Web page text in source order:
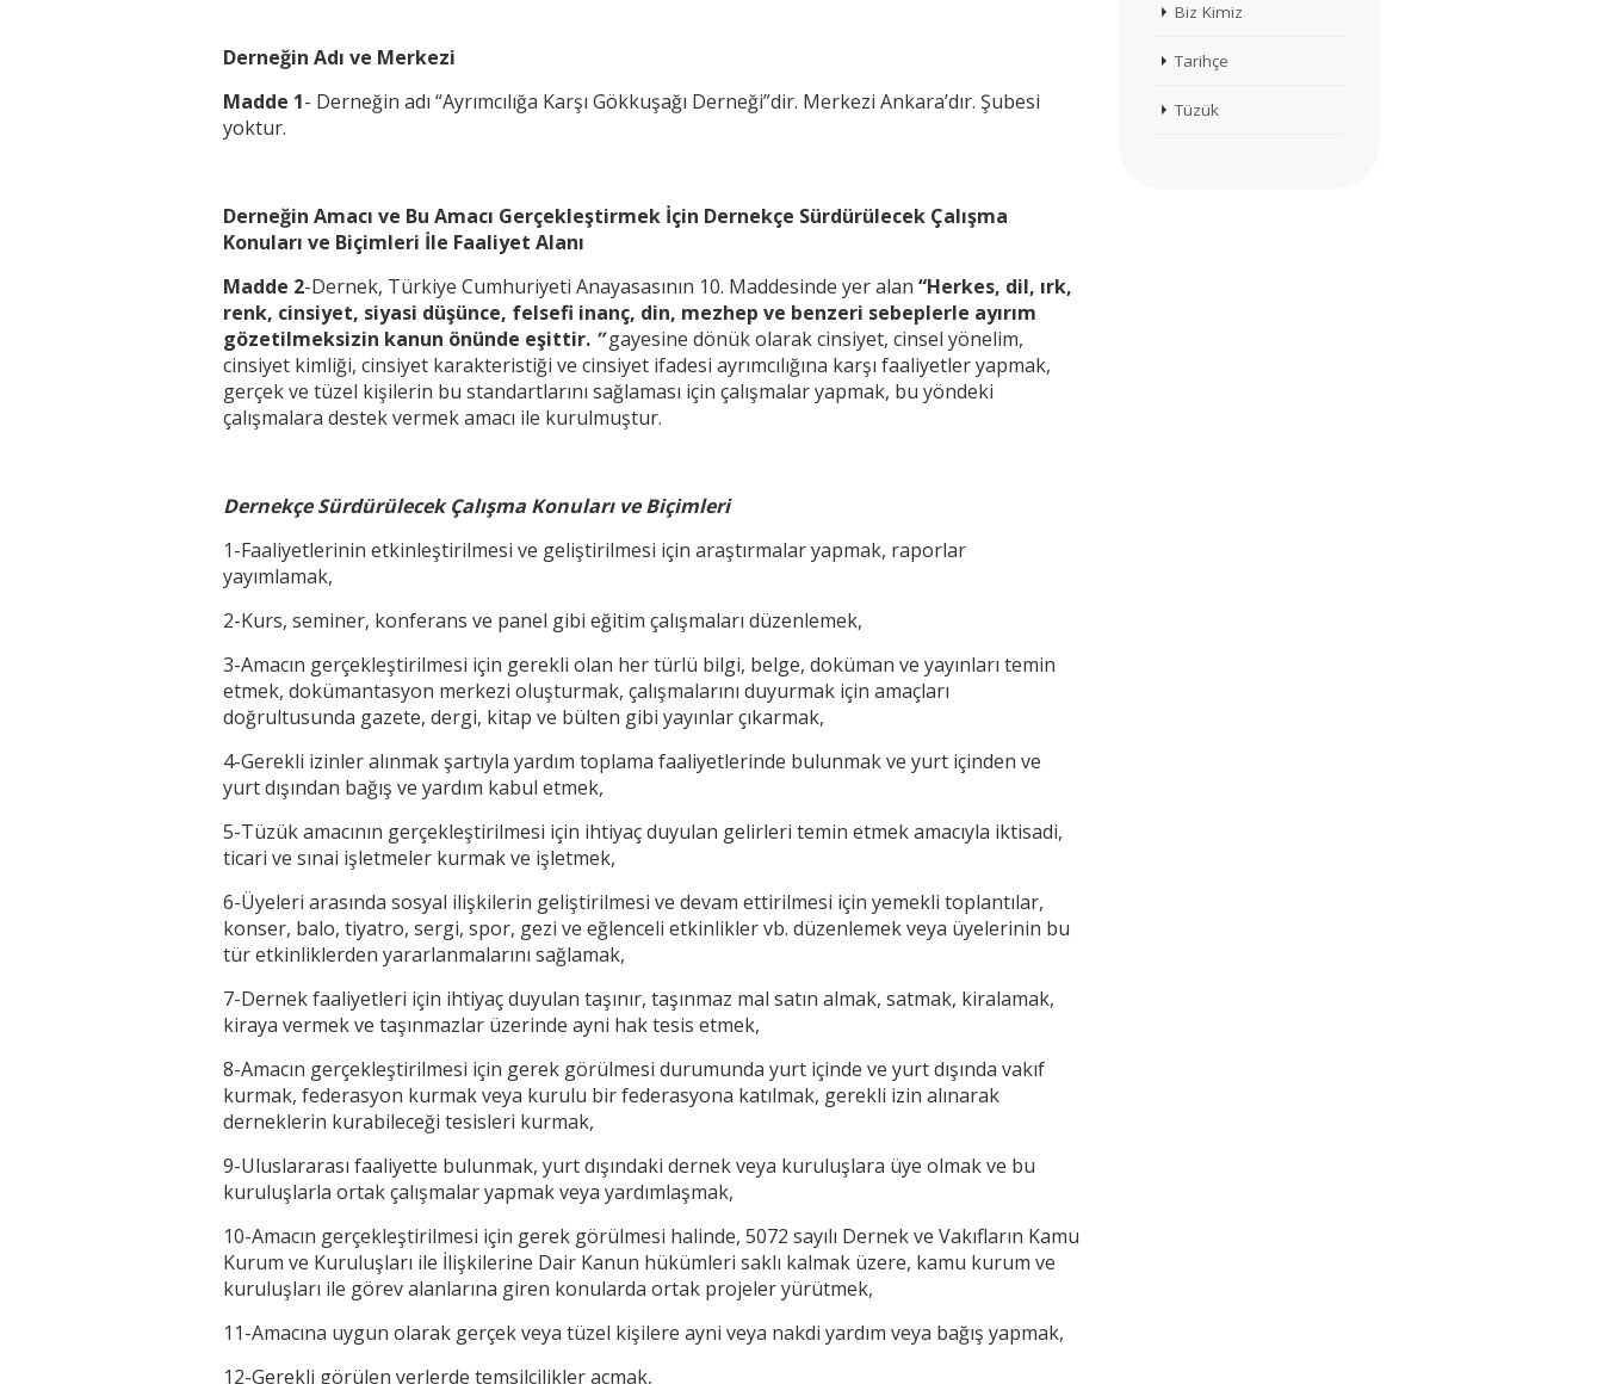
Derneğin Adı ve Merkezi
Madde 1- Derneğin adı “Ayrımcılığa Karşı Gökkuşağı Derneği”dir. Merkezi Ankara’dır. Şubesi
yoktur.
Derneğin Amacı ve Bu Amacı Gerçekleştirmek İçin Dernekçe Sürdürülecek Çalışma
Konuları ve Biçimleri İle Faaliyet Alanı
Madde 2-Dernek, Türkiye Cumhuriyeti Anayasasının 10. Maddesinde yer alan “Herkes, dil, ırk,
renk, cinsiyet, siyasi düşünce, felsefi inanç, din, mezhep ve benzeri sebeplerle ayırım
gözetilmeksizin kanun önünde eşittir. ”gayesine dönük olarak cinsiyet, cinsel yönelim,
cinsiyet kimliği, cinsiyet karakteristiği ve cinsiyet ifadesi ayrımcılığına karşı faaliyetler yapmak,
gerçek ve tüzel kişilerin bu standartlarını sağlaması için çalışmalar yapmak, bu yöndeki
çalışmalara destek vermek amacı ile kurulmuştur.
Dernekçe Sürdürülecek Çalışma Konuları ve Biçimleri
1-Faaliyetlerinin etkinleştirilmesi ve geliştirilmesi için araştırmalar yapmak, raporlar
yayımlamak,
2-Kurs, seminer, konferans ve panel gibi eğitim çalışmaları düzenlemek,
3-Amacın gerçekleştirilmesi için gerekli olan her türlü bilgi, belge, doküman ve yayınları temin
etmek, dokümantasyon merkezi oluşturmak, çalışmalarını duyurmak için amaçları
doğrultusunda gazete, dergi, kitap ve bülten gibi yayınlar çıkarmak,
4-Gerekli izinler alınmak şartıyla yardım toplama faaliyetlerinde bulunmak ve yurt içinden ve
yurt dışından bağış ve yardım kabul etmek,
5-Tüzük amacının gerçekleştirilmesi için ihtiyaç duyulan gelirleri temin etmek amacıyla iktisadi,
ticari ve sınai işletmeler kurmak ve işletmek,
6-Üyeleri arasında sosyal ilişkilerin geliştirilmesi ve devam ettirilmesi için yemekli toplantılar,
konser, balo, tiyatro, sergi, spor, gezi ve eğlenceli etkinlikler vb. düzenlemek veya üyelerinin bu
tür etkinliklerden yararlanmalarını sağlamak,
7-Dernek faaliyetleri için ihtiyaç duyulan taşınır, taşınmaz mal satın almak, satmak, kiralamak,
kiraya vermek ve taşınmazlar üzerinde ayni hak tesis etmek,
8-Amacın gerçekleştirilmesi için gerek görülmesi durumunda yurt içinde ve yurt dışında vakıf
kurmak, federasyon kurmak veya kurulu bir federasyona katılmak, gerekli izin alınarak
derneklerin kurabileceği tesisleri kurmak,
9-Uluslararası faaliyette bulunmak, yurt dışındaki dernek veya kuruluşlara üye olmak ve bu
kuruluşlarla ortak çalışmalar yapmak veya yardımlaşmak,
10-Amacın gerçekleştirilmesi için gerek görülmesi halinde, 5072 sayılı Dernek ve Vakıfların Kamu
Kurum ve Kuruluşları ile İlişkilerine Dair Kanun hükümleri saklı kalmak üzere, kamu kurum ve
kuruluşları ile görev alanlarına giren konularda ortak projeler yürütmek,
11-Amacına uygun olarak gerçek veya tüzel kişilere ayni veya nakdi yardım veya bağış yapmak,
12-Gerekli görülen yerlerde temsilcilikler açmak,
Biz Kimiz
Tarihçe
Tüzük